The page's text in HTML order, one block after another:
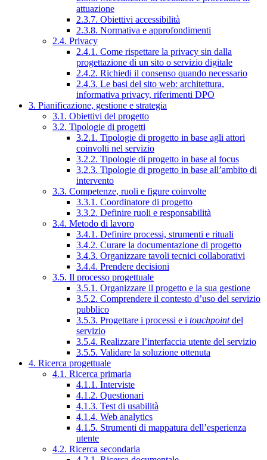
attuazione
2.3.7. Obiettivi accessibilità
2.3.8. Normativa e approfondimenti
2.4. Privacy
2.4.1. Come rispettare la privacy sin dalla
progettazione di un sito o servizio digitale
2.4.2. Richiedi il consenso quando necessario
2.4.3. Le basi del sito web: architettura,
informativa privacy, riferimenti DPO
3. Pianificazione, gestione e strategia
3.1. Obiettivi del progetto
3.2. Tipologie di progetti
3.2.1. Tipologie di progetto in base agli attori
coinvolti nel servizio
3.2.2. Tipologie di progetto in base al focus
3.2.3. Tipologie di progetto in base all’ambito di
intervento
3.3. Competenze, ruoli e figure coinvolte
3.3.1. Coordinatore di progetto
3.3.2. Definire ruoli e responsabilità
3.4. Metodo di lavoro
3.4.1. Definire processi, strumenti e rituali
3.4.2. Curare la documentazione di progetto
3.4.3. Organizzare tavoli tecnici collaborativi
3.4.4. Prendere decisioni
3.5. Il processo progettuale
3.5.1. Organizzare il progetto e la sua gestione
3.5.2. Comprendere il contesto d’uso del servizio
pubblico
3.5.3. Progettare i processi e i touchpointdel
servizio
3.5.4. Realizzare l’interfaccia utente del servizio
3.5.5. Validare la soluzione ottenuta
4. Ricerca progettuale
4.1. Ricerca primaria
4.1.1. Interviste
4.1.2. Questionari
4.1.3. Test di usabilità
4.1.4. Web analytics
4.1.5. Strumenti di mappatura dell’esperienza
utente
4.2. Ricerca secondaria